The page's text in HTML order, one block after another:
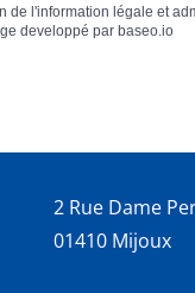
de l'information légale et
developpé par baseo.io
2 Rue Dame
01410 Mijoux